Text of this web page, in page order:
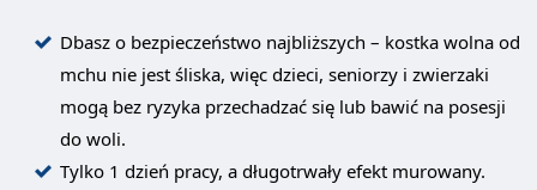
Dbasz o bezpieczeństwo najbliższych – kostka wolna od
mchu nie jest śliska, więc dzieci, seniorzy i zwierzaki
mogą bez ryzyka przechadzać się lub bawić na posesji
do woli.
Tylko 1 dzień pracy, a długotrwały efekt murowany.